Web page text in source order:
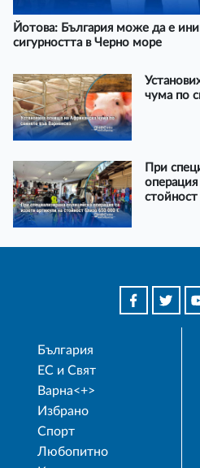
Йотова: България може да е
сигурността в Черно море
чума по
При
операция
България
ЕС и Свят
Варна<+>
Избрано
Спорт
Любопитно